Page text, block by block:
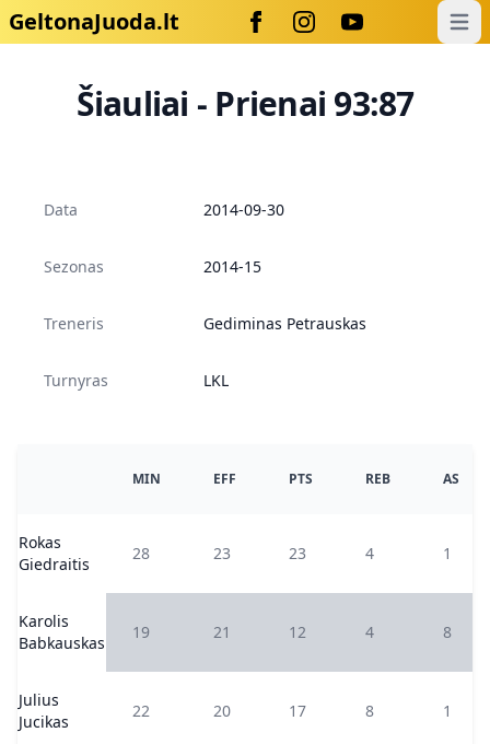
GeltonaJuoda.lt
Šiauliai - Prienai 93:87
Data 2014-09-30
Sezonas 2014-15
Treneris Gediminas Petrauskas
Turnyras LKL
MIN EFF PTS REB AS
Rokas
Giedraitis
28 23 23 4 1
Karolis
Babkauskas
19 21 12 4 8
Julius
Jucikas
22 20 17 8 1